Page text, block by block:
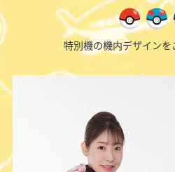
特別機の機内デザイン